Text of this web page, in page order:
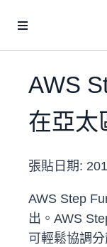
AWS
在亞太
張貼日期:
AWS Step
出。AWS
可輕鬆協調